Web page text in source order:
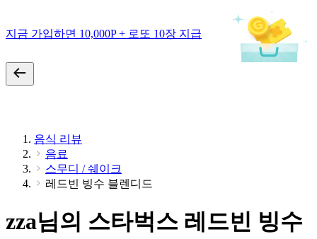
지금 가입하면 10,000P + 로또 10장 지급
음식 리뷰
음료
스무디 / 쉐이크
레드빈 빙수 블렌디드
zza님의 스타벅스 레드빈 빙수